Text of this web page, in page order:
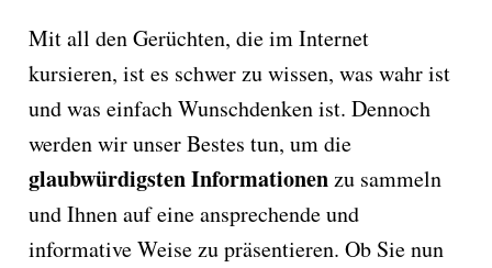
Mit all den Gerüchten, die im Internet
kursieren, ist es schwer zu wissen, was wahr ist
und was einfach Wunschdenken ist. Dennoch
werden wir unser Bestes tun, um die
glaubwürdigstenInformationenzu sammeln
und Ihnen auf eine ansprechende und
informative Weise zu präsentieren. Ob Sie nun